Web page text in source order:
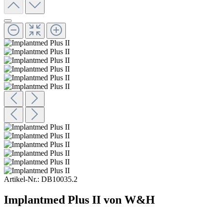
Artikel-Nr.: DB10035.2
Implantmed Plus II von W&H